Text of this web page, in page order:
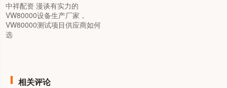
中祥配资 漫谈有实力的
VW80000设备生产厂家，
VW80000测试项目供应商如何
选
相关评论